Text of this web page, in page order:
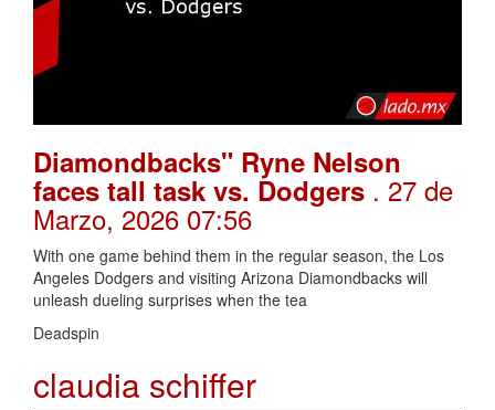
Diamondbacks" Ryne Nelson
faces tall task vs. Dodgers . 27 de
Marzo, 2026 07:56
With one game behind them in the regular season, the Los
Angeles Dodgers and visiting Arizona Diamondbacks will
unleash dueling surprises when the tea
Deadspin
claudia schiffer